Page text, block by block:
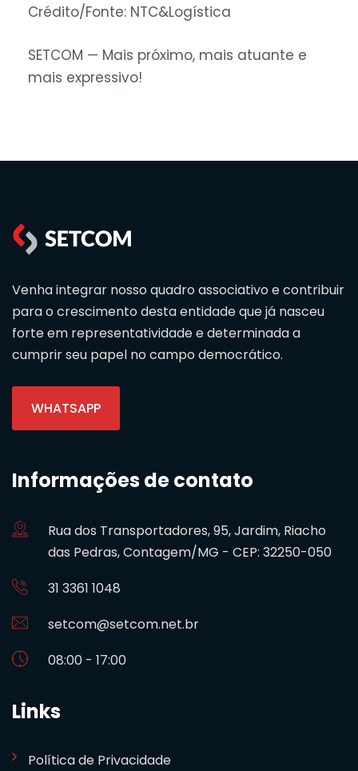
Crédito/Fonte: NTC&Logística
SETCOM — Mais próximo, mais atuante e
mais expressivo!
Venha integrar nosso quadro associativo e contribuir
para o crescimento desta entidade que já nasceu
forte em representatividade e determinada a
cumprir seu papel no campo democrático.
WHATSAPP
Informações de contato
Rua dos Transportadores, 95, Jardim, Riacho
das Pedras, Contagem/MG - CEP: 32250-050
31 3361 1048
setcom@setcom.net.br
08:00 - 17:00
Links
Política de Privacidade